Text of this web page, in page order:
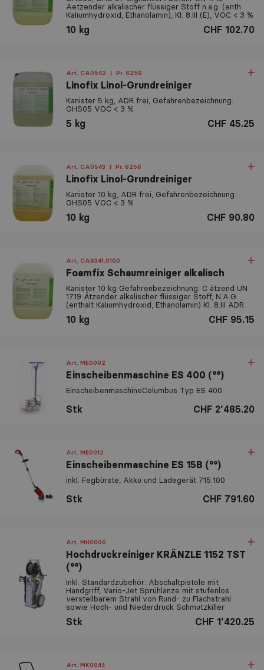
Aetzender alkalischer flüssiger Stoff n.a.g. (enth.
Kaliumhydroxid, Ethanolamin), Kl. 8.III (E), VOC < 3 %
10 kg CHF 102.70
Art. CA0542 | Pr. 6256
Linofix Linol-Grundreiniger
Kanister 5 kg, ADR frei, Gefahrenbezeichnung:
GHS05 VOC < 3 %
5 kg CHF 45.25
Art. CA0543 | Pr. 6256
Linofix Linol-Grundreiniger
Kanister 10 kg, ADR frei, Gefahrenbezeichnung:
GHS05 VOC < 3 %
10 kg CHF 90.80
Art. CA6341.0100
Foamfix Schaumreiniger alkalisch
Kanister 10 kg Gefahrenbezeichnung: C ätzend UN
1719 Ätzender alkalischer flüssiger Stoff, N.A.G.
(enthält Kaliumhydroxid, Ethanolamin) Kl. 8.III ADR
10 kg CHF 95.15
Art. ME0002
Einscheibenmaschine ES 400 (°°)
EinscheibenmaschineColumbus Typ ES 400
Stk CHF 2’485.20
Art. ME0012
Einscheibenmaschine ES 15B (°°)
inkl. Fegbürste, Akku und Ladegerät 715.100
Stk CHF 791.60
Art. MH0006
Hochdruckreiniger KRÄNZLE 1152 TST
(°°)
Inkl. Standardzubehör: Abschaltpistole mit
Handgriff, Vario-Jet Sprühlanze mit stufenlos
verstellbarem Strahl von Rund- zu Flachstrahl
sowie Hoch- und Niederdruck Schmutzkiller
Stk CHF 1’420.25
Art. MK0044